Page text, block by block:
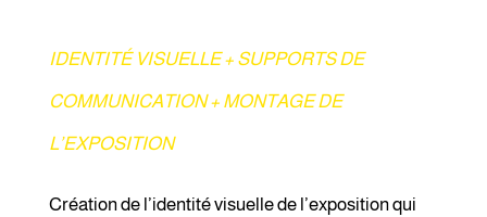
IDENTITÉ VISUELLE + SUPPORTS DE
COMMUNICATION + MONTAGE DE
L’EXPOSITION
Création de l’identité visuelle de l’exposition qui